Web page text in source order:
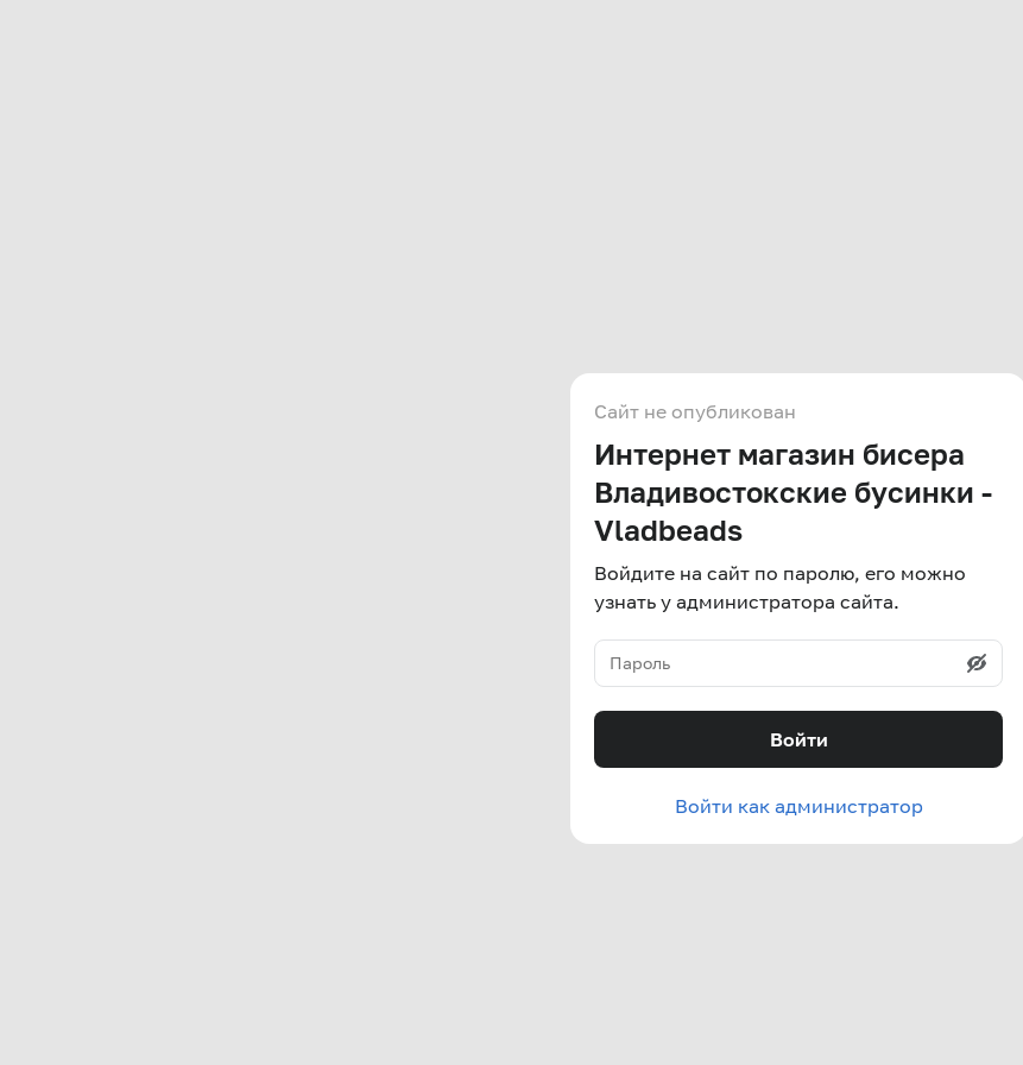
Сайт не опубликован
Интернет магазин бисера
Владивостокские бусинки -
Vladbeads
Войдите на сайт по паролю, его можно
узнать у администратора сайта.
Войти
Войти как администратор